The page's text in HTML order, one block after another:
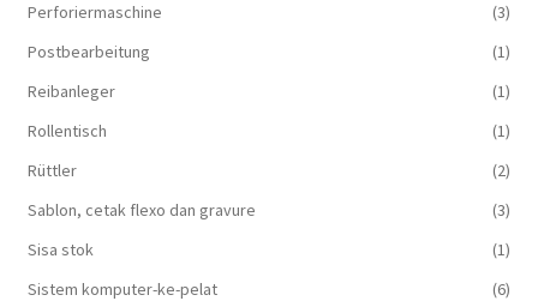
Perforiermaschine
(3)
Postbearbeitung
(1)
Reibanleger
(1)
Rollentisch
(1)
Rüttler
(2)
Sablon, cetak flexo dan gravure
(3)
Sisa stok
(1)
Sistem komputer-ke-pelat
(6)